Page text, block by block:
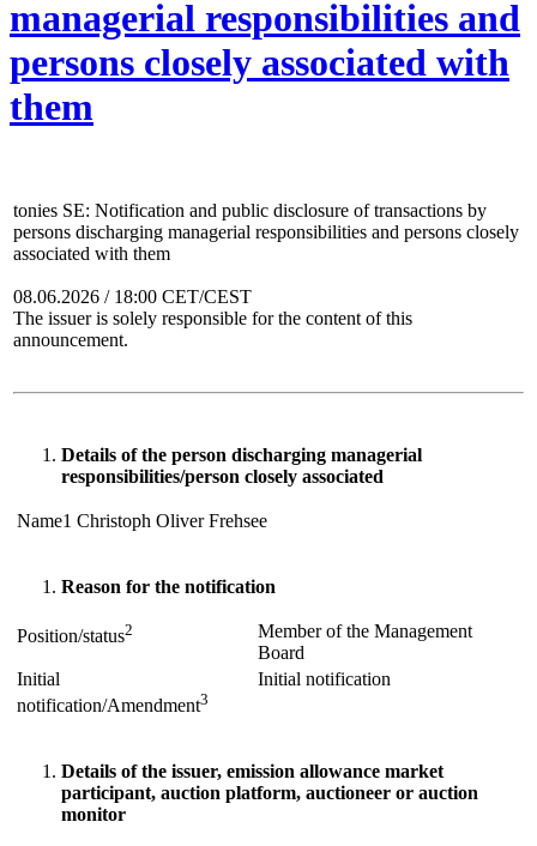
managerial responsibilities and
persons closely associated with
them
tonies SE: Notification and public disclosure of transactions by
persons discharging managerial responsibilities and persons closely
associated with them
08.06.2026 / 18:00 CET/CEST
The issuer is solely responsible for the content of this
announcement.
Details of the person discharging managerial
responsibilities/person closely associated
Name1 Christoph Oliver Frehsee
Reason for the notification
Position/status2
Member of the Management
Board
Initial
notification/Amendment3
Initial notification
Details of the issuer, emission allowance market
participant, auction platform, auctioneer or auction
monitor